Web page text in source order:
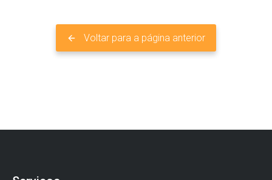
Voltar para a página anterior